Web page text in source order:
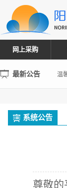
网上采购
最新公告
温
声
温
系统公告
尊敬的